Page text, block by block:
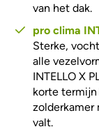
van het dak.
pro clima
Sterke,
alle
INTELLO X
korte
zolderkamer
valt.